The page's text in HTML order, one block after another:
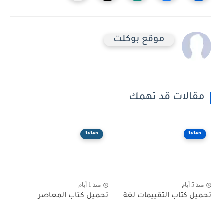
موقع بوكلت
مقالات قد تهمك
1a1en
منذ 5 أيام
تحميل كتاب التقييمات لغة
1a1en
منذ 1 أيام
تحميل كتاب المعاصر